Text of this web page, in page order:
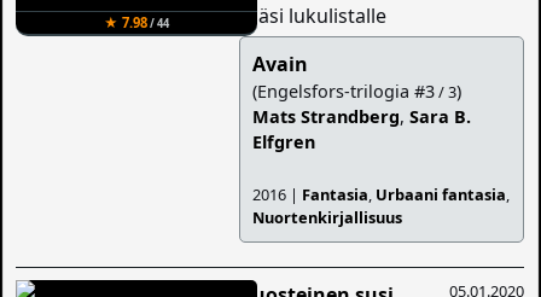
★ 7.98/ 44
lisäsi lukulistalle
Avain
(Engelsfors-trilogia #3/ 3)
Mats Strandberg,Sara B.
Elfgren
2016 | Fantasia, Urbaani fantasia,
Nuortenkirjallisuus
05.01.2020